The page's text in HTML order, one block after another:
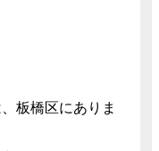
板橋区にありま